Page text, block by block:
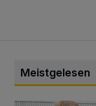
Meistgelesen